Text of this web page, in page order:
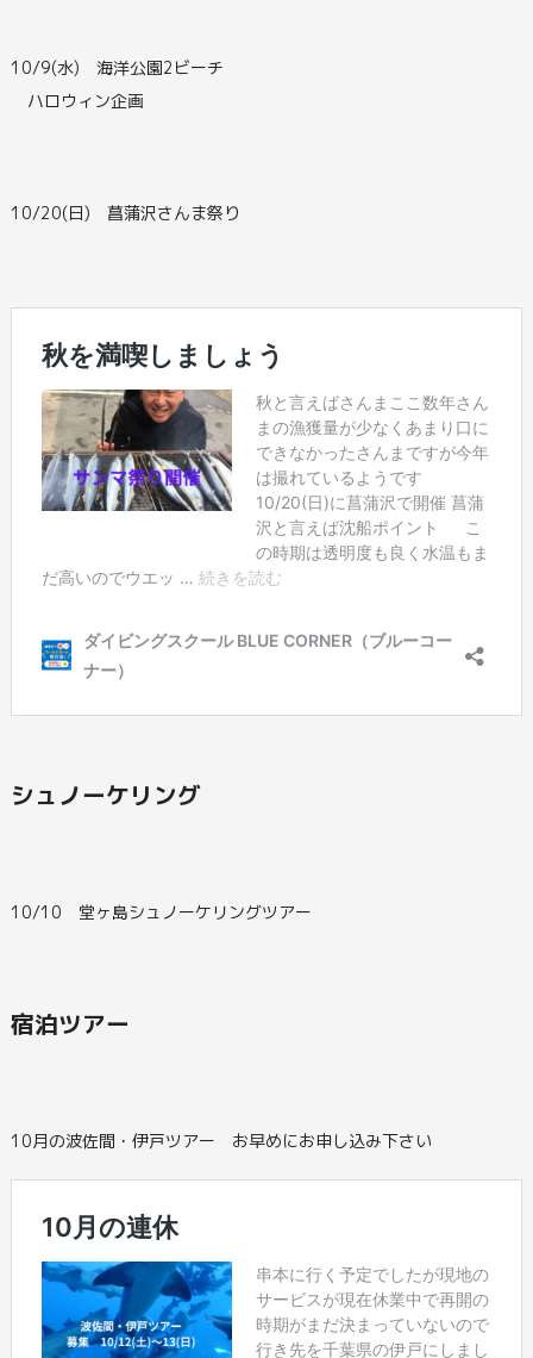
10/9(水) 海洋公園2ビーチ
ハロウィン企画
10/20(日) 菖蒲沢さんま祭り
シュノーケリング
10/10 堂ヶ島シュノーケリングツアー
宿泊ツアー
10月の波佐間・伊戸ツアー お早めにお申し込み下さい